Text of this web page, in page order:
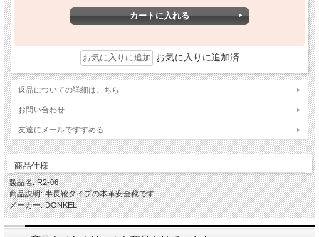
お気に入りに追加済
返品についての詳細はこちら
お問い合わせ
友達にメールですすめる
商品仕様
製品名: R2-06
商品説明: 半長靴タイプの本革安全靴です
メーカー: DONKEL